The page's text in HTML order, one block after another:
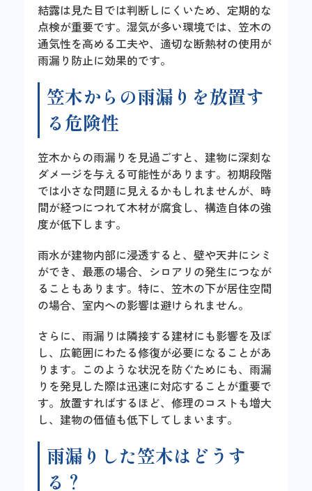
結露は見た目では判断しにくいため、定期的な
点検が重要です。湿気が多い環境では、笠木の
通気性を高める工夫や、適切な断熱材の使用が
雨漏り防止に効果的です。
笠木からの雨漏りを放置す
る危険性
笠木からの雨漏りを見過ごすと、建物に深刻な
ダメージを与える可能性があります。初期段階
では小さな問題に見えるかもしれませんが、時
間が経つにつれて木材が腐食し、構造自体の強
度が低下します。
雨水が建物内部に浸透すると、壁や天井にシミ
ができ、最悪の場合、シロアリの発生につなが
ることもあります。特に、笠木の下が居住空間
の場合、室内への影響は避けられません。
さらに、雨漏りは隣接する建材にも影響を及ぼ
し、広範囲にわたる修復が必要になることがあ
ります。このような状況を防ぐためにも、雨漏
りを発見した際は迅速に対応することが重要で
す。放置すればするほど、修理のコストも増大
し、建物の価値も低下してしまいます。
雨漏りした笠木はどうす
る？